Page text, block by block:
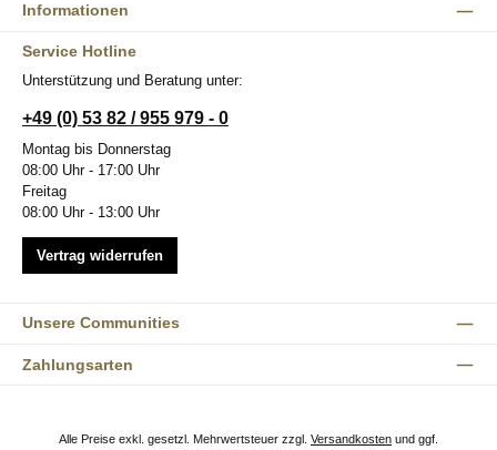
Informationen
Service Hotline
Unterstützung und Beratung unter:
+49 (0) 53 82 / 955 979 - 0
Montag bis Donnerstag
08:00 Uhr - 17:00 Uhr
Freitag
08:00 Uhr - 13:00 Uhr
Vertrag widerrufen
Unsere Communities
Zahlungsarten
Alle Preise exkl. gesetzl. Mehrwertsteuer zzgl. Versandkosten und ggf.